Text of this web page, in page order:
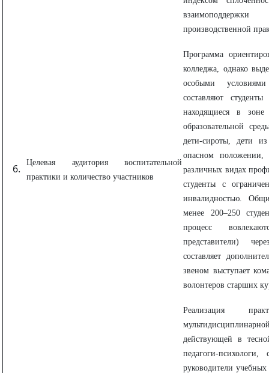
производственной
Целевая аудитория воспитательной
практики и количество участников
Программа
колледжа, однако
особыми
составляют
находящиеся в зоне
образовательной
дети-сироты, дети
опасном положении,
различных видах
студенты с
инвалидностью.
менее 200–250
процесс
представители)
составляет
звеном выступает
волонтеров старших
Реализация
действующей в
педагоги-
руководители